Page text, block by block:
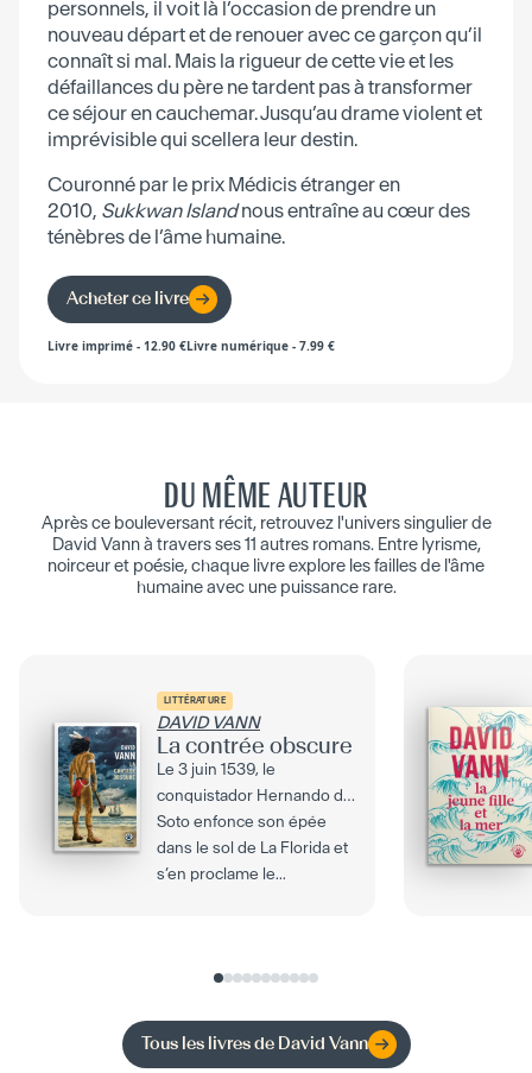
personnels, il voit là l’occasion de prendre un
nouveau départ et de renouer avec ce garçon qu’il
connaît si mal. Mais la rigueur de cette vie et les
défaillances du père ne tardent pas à transformer
ce séjour en cauchemar. Jusqu’au drame violent et
imprévisible qui scellera leur destin.
Couronné par le prix Médicis étranger en
2010, Sukkwan Islandnous entraîne au cœur des
ténèbres de l’âme humaine.
Acheter ce livre
Livre imprimé - 12.90 €Livre numérique - 7.99 €
DU MÊME AUTEUR
Après ce bouleversant récit, retrouvez l'univers singulier de
David Vann à travers ses 11 autres romans. Entre lyrisme,
noirceur et poésie, chaque livre explore les failles de l'âme
humaine avec une puissance rare.
LITTÉRATURE
DAVID VANN
La contrée obscure
Le 3 juin 1539, le
conquistador Hernando de
Soto enfonce son épée
dans le sol de La Florida et
s’en proclame le...
Tous les livres de David Vann